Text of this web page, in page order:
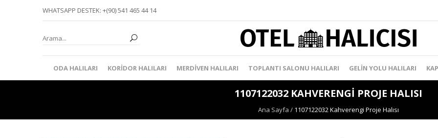
WHATSAPP DESTEK: +(90) 541 465 44 14
ODA HALILARI KORIDOR HALILARI MERDIVEN HALILARI TOPLANTI SALONU HALILARI GELIN YOLU HALILARI
1107122032 KAHVERENGI PROJE HALISI
Ana Sayfa / 1107122032 Kahverengi Proje Halısı